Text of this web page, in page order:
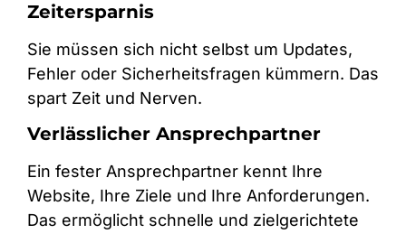
Zeitersparnis
Sie müssen sich nicht selbst um Updates,
Fehler oder Sicherheitsfragen kümmern. Das
spart Zeit und Nerven.
Verlässlicher Ansprechpartner
Ein fester Ansprechpartner kennt Ihre
Website, Ihre Ziele und Ihre Anforderungen.
Das ermöglicht schnelle und zielgerichtete